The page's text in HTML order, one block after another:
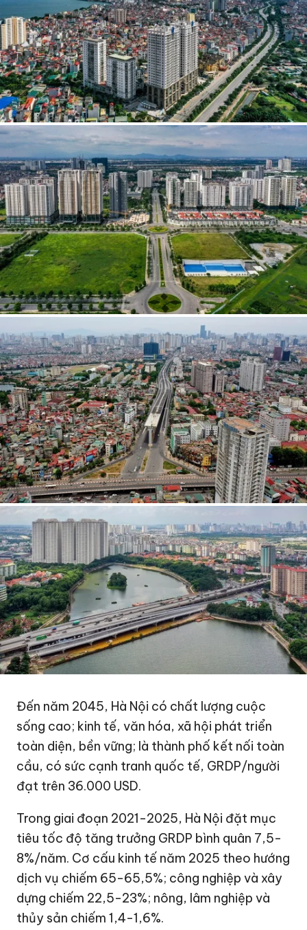
Đến năm 2045, Hà Nội có chất lượng cuộc
sống cao; kinh tế, văn hóa, xã hội phát triển
toàn diện, bền vững; là thành phố kết nối toàn
cầu, có sức cạnh tranh quốc tế, GRDP/người
đạt trên 36.000 USD.
Trong giai đoạn 2021-2025, Hà Nội đặt mục
tiêu tốc độ tăng trưởng GRDP bình quân 7,5-
8%/năm. Cơ cấu kinh tế năm 2025 theo hướng
dịch vụ chiếm 65-65,5%; công nghiệp và xây
dựng chiếm 22,5-23%; nông, lâm nghiệp và
thủy sản chiếm 1,4-1,6%.